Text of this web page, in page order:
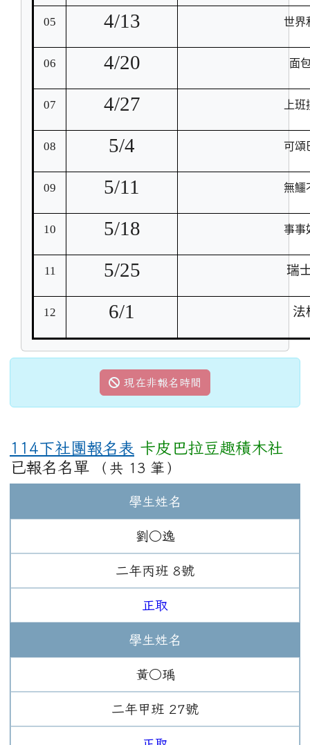
05 4/13 世界
06 4/20 面
07 4/27 上
08 5/4 可頌
09 5/11 無鱷
10 5/18 事事
11 5/25 瑞
12 6/1 法
現在非報名時間
114下社團報名表 卡皮巴拉豆趣積木社
已報名名單
（共 13 筆）
學生姓名
劉○逸
二年丙班 8號
正取
學生姓名
黃○瑀
二年 甲班 27號